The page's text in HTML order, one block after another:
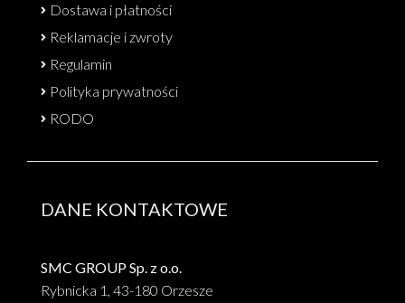
Dostawa i płatności
Reklamacje i zwroty
Regulamin
Polityka prywatności
RODO
DANE KONTAKTOWE
SMC GROUP Sp. z o.o.
Rybnicka 1, 43-180 Orzesze